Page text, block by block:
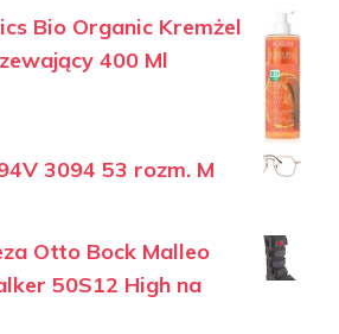
Bio Organic Kremżel
400 Ml
3094 53 rozm. M
Otto Bock Malleo
50S12 High na